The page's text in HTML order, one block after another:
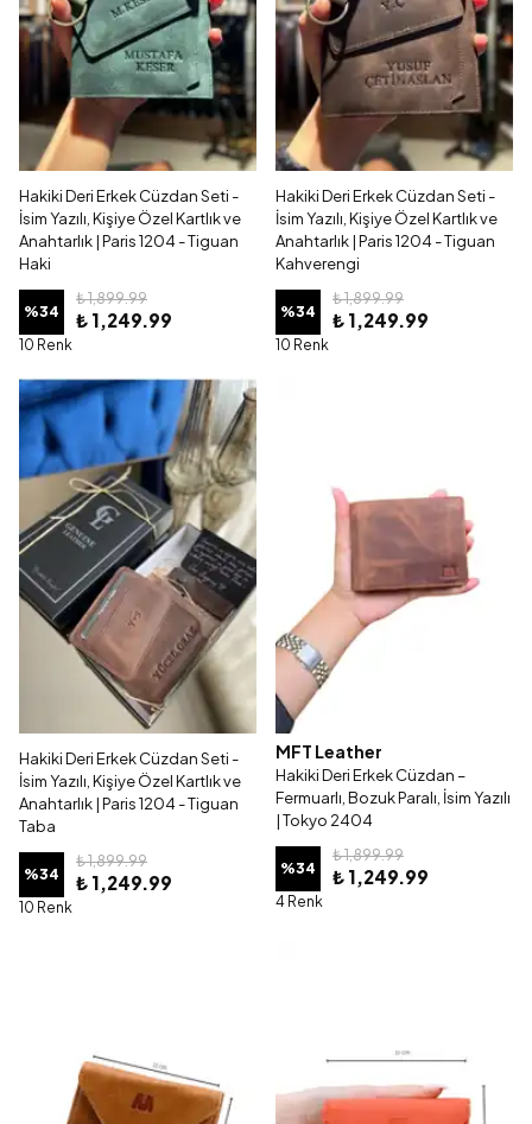
Hakiki Deri Erkek Cüzdan Seti -
İsim Yazılı, Kişiye Özel Kartlık ve
Anahtarlık | Paris 1204 - Tiguan
Haki
%34
₺ 1,899.99
₺ 1,249.99
10 Renk
Hakiki Deri Erkek Cüzdan Seti -
İsim Yazılı, Kişiye Özel Kartlık ve
Anahtarlık | Paris 1204 - Tiguan
Kahverengi
%34
₺ 1,899.99
₺ 1,249.99
10 Renk
Hakiki Deri Erkek Cüzdan Seti -
İsim Yazılı, Kişiye Özel Kartlık ve
Anahtarlık | Paris 1204 - Tiguan
Taba
%34
₺ 1,899.99
₺ 1,249.99
10 Renk
MFT Leather
Hakiki Deri Erkek Cüzdan –
Fermuarlı, Bozuk Paralı, İsim Yazılı
| Tokyo 2404
%34
₺ 1,899.99
₺ 1,249.99
4 Renk